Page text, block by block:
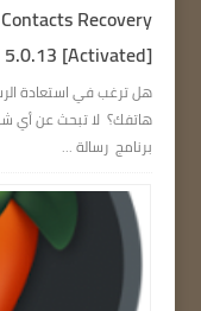
Recovery
5.0.13 [Activated]
هل ترغب في استعادة
هاتفك؟ لا تبحث عن أي
برنامج رسالة ...